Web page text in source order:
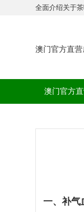
全面介绍关于
澳门官方直
澳门官方
一、补气